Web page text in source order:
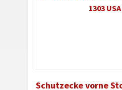
Schutzecke vorne